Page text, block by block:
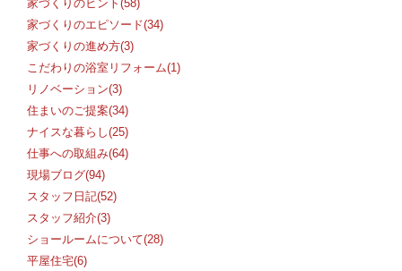
家づくりのヒント(58)
家づくりのエピソード(34)
家づくりの進め方(3)
こだわりの浴室リフォーム(1)
リノベーション(3)
住まいのご提案(34)
ナイスな暮らし(25)
仕事への取組み(64)
現場ブログ(94)
スタッフ日記(52)
スタッフ紹介(3)
ショールームについて(28)
平屋住宅(6)